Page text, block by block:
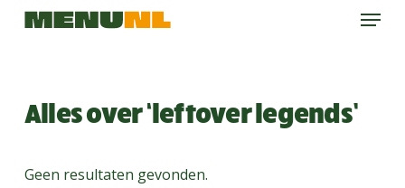
Skip
Menu
Alles over ‘leftover legends’
Geen resultaten gevonden.